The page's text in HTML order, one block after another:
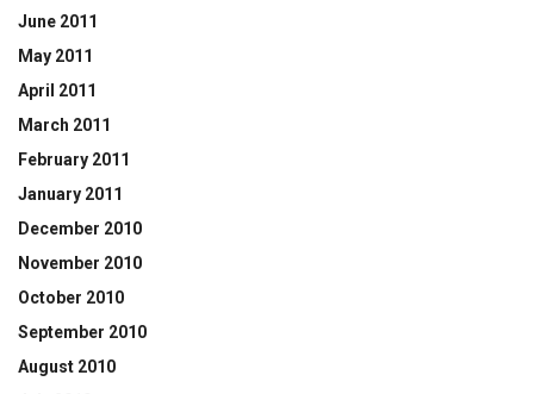
June 2011
May 2011
April 2011
March 2011
February 2011
January 2011
December 2010
November 2010
October 2010
September 2010
August 2010